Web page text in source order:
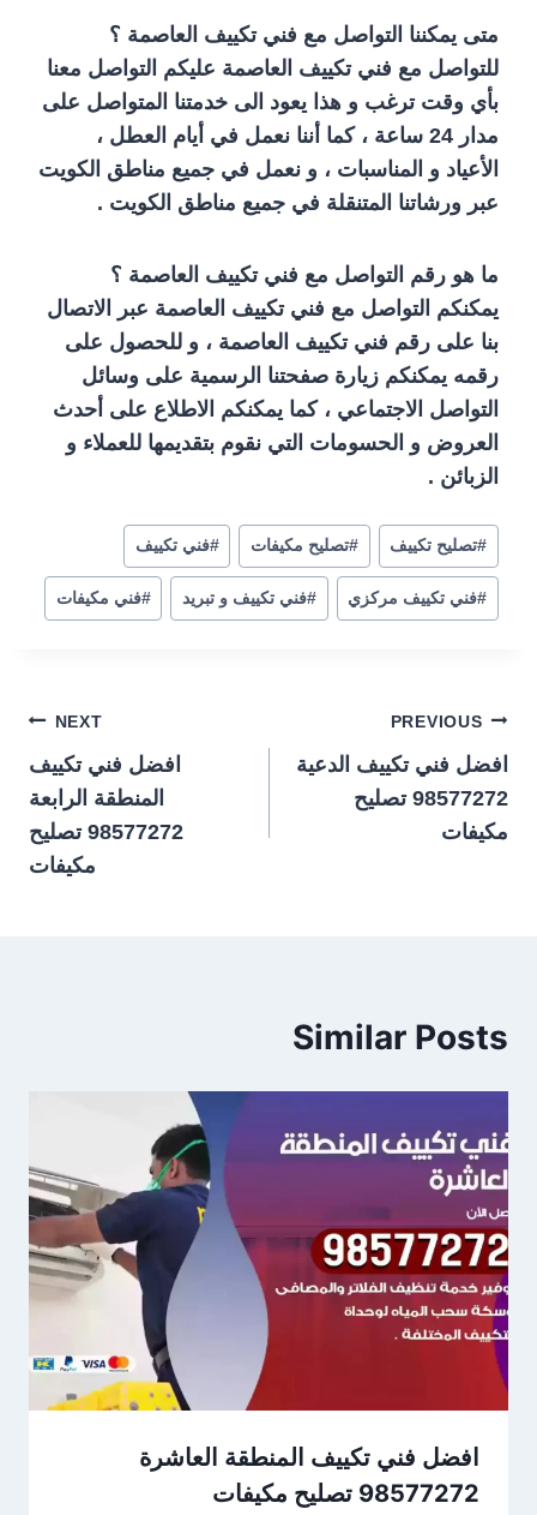
متى يمكننا التواصل مع فني تكييف العاصمة ؟
للتواصل مع فني تكييف العاصمة عليكم التواصل معنا
بأي وقت ترغب و هذا يعود الى خدمتنا المتواصل على
مدار 24 ساعة ، كما أننا نعمل في أيام العطل ،
الأعياد و المناسبات ، و نعمل في جميع مناطق الكويت
عبر ورشاتنا المتنقلة في جميع مناطق الكويت .
ما هو رقم التواصل مع فني تكييف العاصمة ؟
يمكنكم التواصل مع فني تكييف العاصمة عبر الاتصال
بنا على رقم فني تكييف العاصمة ، و للحصول على
رقمه يمكنكم زيارة صفحتنا الرسمية على وسائل
التواصل الاجتماعي ، كما يمكنكم الاطلاع على أحدث
العروض و الحسومات التي نقوم بتقديمها للعملاء و
الزبائن .
#تصليح تكييف #تصليح مكيفات #فني تكييف
#فني تكييف مركزي #فني تكييف و تبريد #فني مكيفات
تصفّح
المقالات
PREVIOUS
افضل فني تكييف الدعية
98577272 تصليح
مكيفات
NEXT
افضل فني تكييف
المنطقة الرابعة
98577272 تصليح
مكيفات
Similar Posts
افضل فني تكييف المنطقة العاشرة
98577272 تصليح مكيفات